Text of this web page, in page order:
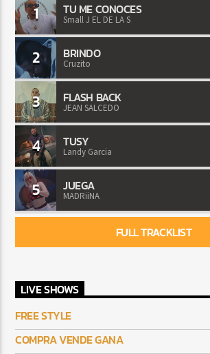
1 TU ME CONOCES
Small J EL DE LA S
2 BRINDO
Cruzito
3 FLASH BACK
JEAN SALCEDO
4 TUSY
Landy Garcia
5 JUEGA
MADRiiNA
FULL TRACKLIST
LIVE SHOWS
FREE STYLE
COMPRA VENDE GANA